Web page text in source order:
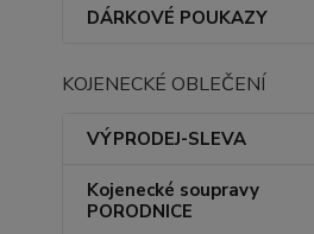
DÁRKOVÉ POUKAZY
KOJENECKÉ OBLEČENÍ
VÝPRODEJ-SLEVA
Kojenecké soupravy
PORODNICE